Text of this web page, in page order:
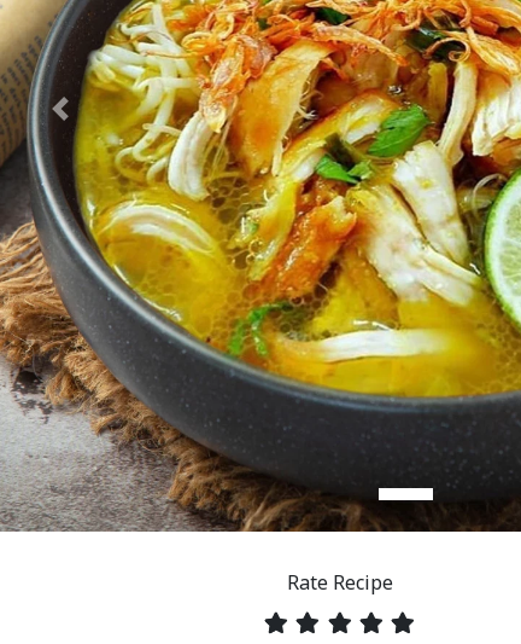
Previous
Rate Recipe